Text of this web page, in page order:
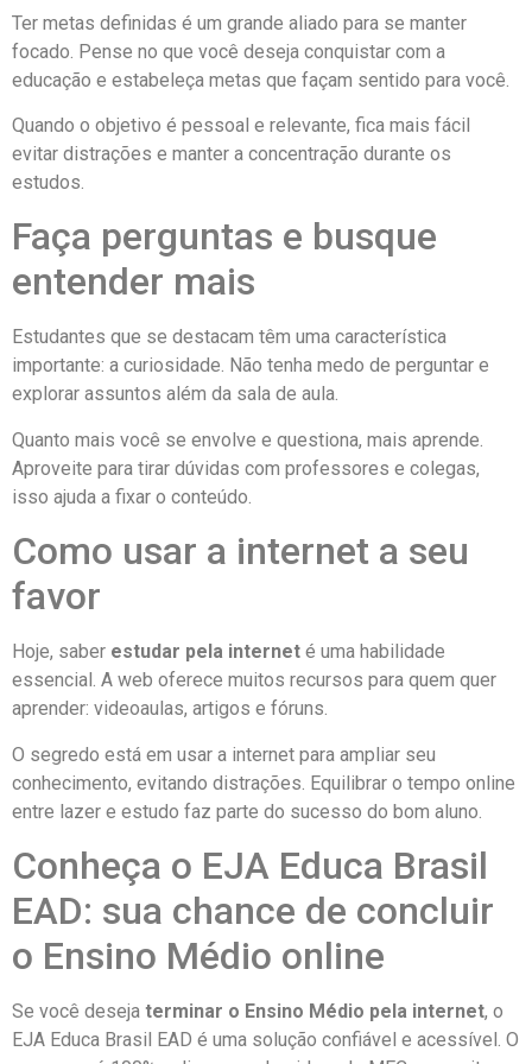
Ter metas definidas é um grande aliado para se manter
focado. Pense no que você deseja conquistar com a
educação e estabeleça metas que façam sentido para você.
Quando o objetivo é pessoal e relevante, fica mais fácil
evitar distrações e manter a concentração durante os
estudos.
Faça perguntas e busque
entender mais
Estudantes que se destacam têm uma característica
importante: a curiosidade. Não tenha medo de perguntar e
explorar assuntos além da sala de aula.
Quanto mais você se envolve e questiona, mais aprende.
Aproveite para tirar dúvidas com professores e colegas,
isso ajuda a fixar o conteúdo.
Como usar a internet a seu
favor
Hoje, saber estudar pela internet é uma habilidade
essencial. A web oferece muitos recursos para quem quer
aprender: videoaulas, artigos e fóruns.
O segredo está em usar a internet para ampliar seu
conhecimento, evitando distrações. Equilibrar o tempo online
entre lazer e estudo faz parte do sucesso do bom aluno.
Conheça o EJA Educa Brasil
EAD: sua chance de concluir
o Ensino Médio online
Se você deseja terminar o Ensino Médio pela internet, o
EJA Educa Brasil EAD é uma solução confiável e acessível. O